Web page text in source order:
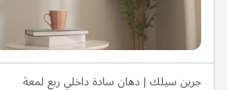
جرين سيلك | دهان سادة داخلي ربع لمعة